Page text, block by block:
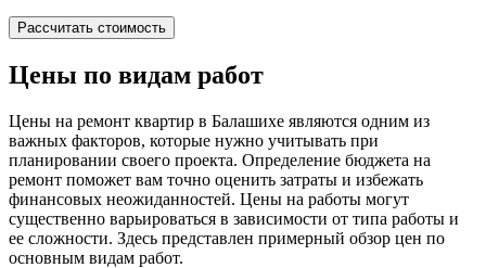
Цены по видам работ
Цены на ремонт квартир в Балашихе являются одним из
важных факторов, которые нужно учитывать при
планировании своего проекта. Определение бюджета на
ремонт поможет вам точно оценить затраты и избежать
финансовых неожиданностей. Цены на работы могут
существенно варьироваться в зависимости от типа работы и
ее сложности. Здесь представлен примерный обзор цен по
основным видам работ.